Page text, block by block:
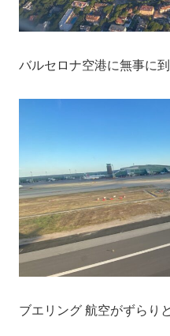
バルセロナ空港に無事に到
ブエリング 航空がずらり